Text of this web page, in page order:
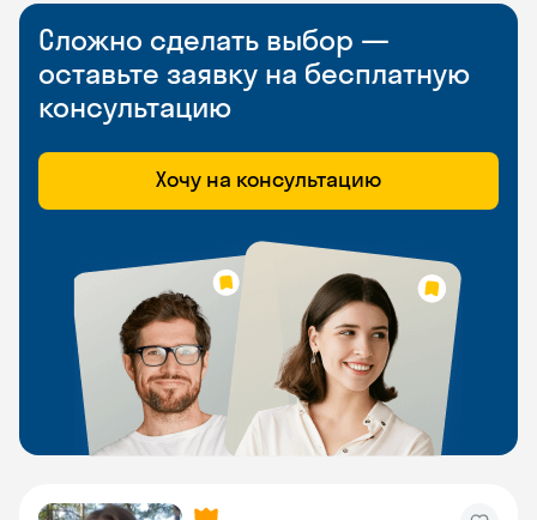
Сложно сделать выбор —
оставьте заявку на бесплатную
консультацию
Хочу на консультацию